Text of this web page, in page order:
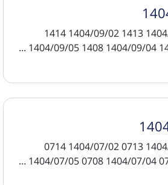
تاریخ پین 1404/09/01 1413 1404/09/02 1414
تاریخ پین 1404/07/01 0713 1404/07/02 0714